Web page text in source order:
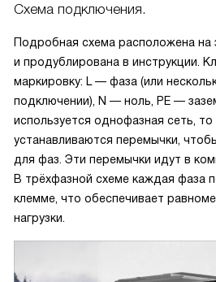
Схема подключения.
Подробная схема расположена на
и продублирована в инструкции.
маркировку: L — фаза (или
подключении), N — ноль, PE —
используется однофазная сеть,
устанавливаются перемычки,
для фаз. Эти перемычки идут в
В трёхфазной схеме каждая фаза
клемме, что обеспечивает
нагрузки.